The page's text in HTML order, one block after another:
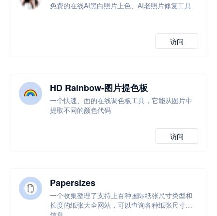
免费的在线AI黑白照片上色、AI老照片修复工具
访问
HD Rainbow-图片提色板
一个快速、面的在线调色板工具，它能从图片中
提取不同的颜色代码
访问
Papersizes
一个收集整理了支持上百种国际纸张尺寸类型和
长度的纸张大全网站，可以查询各种纸张尺寸等